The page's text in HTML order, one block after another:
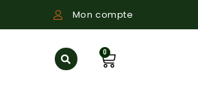
Mon compte
0